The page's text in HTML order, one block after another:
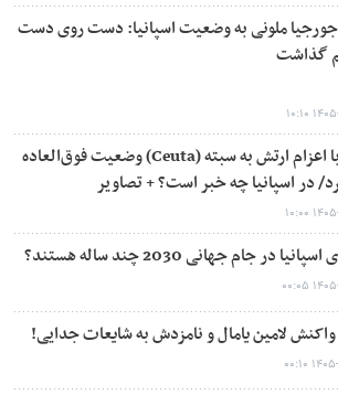
ملونی به وضعیت اسپانیا: دست روی دست
گذاشت
۱۰:۱۰
مادرید با اعزام ارتش به سبته (Ceuta) وضعیت فوق‌العاده
در اسپانیا چه خبر است؟ + تصاویر
۱۰:۰۰
در جام جهانی 2030 چند ساله هستند؟
۰۰:۰۵
لامین یامال و نامزدش به شایعات جدایی!
۰۰:۱۰